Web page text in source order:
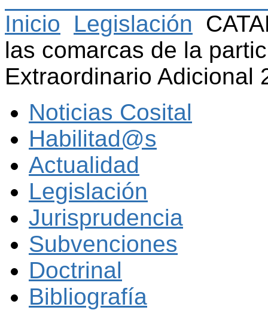
Inicio Legislación
las comarcas de la
Extraordinario Adicional
Noticias Cosital
Habilitad@s
Actualidad
Legislación
Jurisprudencia
Subvenciones
Doctrinal
Bibliografía